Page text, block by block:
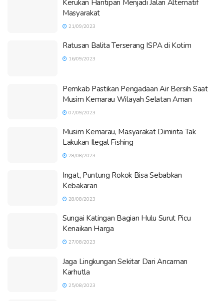
Kerukan Hantipan Menjadi Jalan Alternatif
Masyarakat
21/09/2023
Ratusan Balita Terserang ISPA di Kotim
16/09/2023
Pemkab Pastikan Pengadaan Air Bersih Saat
Musim Kemarau Wilayah Selatan Aman
07/09/2023
Musim Kemarau, Masyarakat Diminta Tak
Lakukan Ilegal Fishing
28/08/2023
Ingat, Puntung Rokok Bisa Sebabkan
Kebakaran
28/08/2023
Sungai Katingan Bagian Hulu Surut Picu
Kenaikan Harga
27/08/2023
Jaga Lingkungan Sekitar Dari Ancaman
Karhutla
25/08/2023